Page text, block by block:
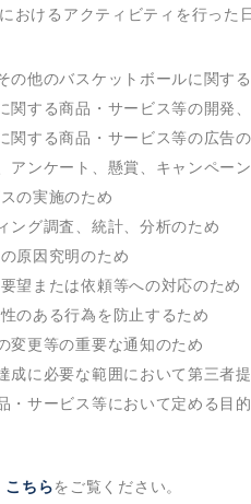
おけるアクティビティを行った
の他のバスケットボールに関す
関する商品・サービス等の開発
関する商品・サービス等の広告
アンケート、懸賞、キャンペー
の実施のため
ング調査、統計、分析のため
原因究明のため
望または依頼等への対応のため
のある行為を防止するため
変更等の重要な通知のため
成に必要な範囲において第三者
・サービス等において定める目
こちらをご覧ください。